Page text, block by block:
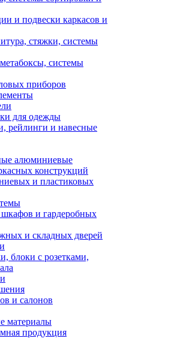
и подвески каркасов и
стяжки, системы
системы
приборов
для одежды
рейлинги и навесные
алюминиевые
конструкций
и пластиковых
и гардеробных
и складных дверей
блоки с розетками,
и салонов
материалы
продукция